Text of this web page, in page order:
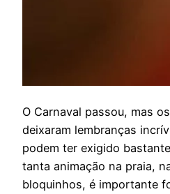
O Carnaval passou, mas
deixaram lembranças
podem ter exigido
tanta animação na praia,
bloquinhos, é importante